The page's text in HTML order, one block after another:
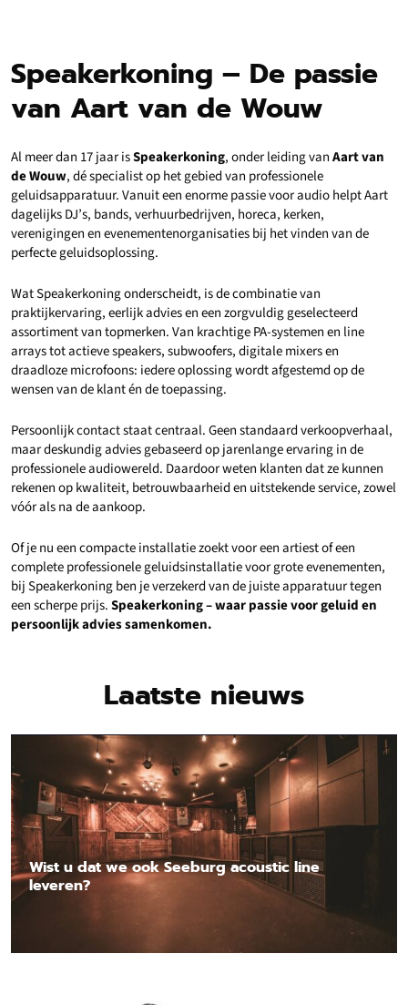
Speakerkoning – De passie
van Aart van de Wouw
Al meer dan 17 jaar isSpeakerkoning, onder leiding vanAart van
de Wouw, dé specialist op het gebied van professionele
geluidsapparatuur. Vanuit een enorme passie voor audio helpt Aart
dagelijks DJ’s, bands, verhuurbedrijven, horeca, kerken,
verenigingen en evenementenorganisaties bij het vinden van de
perfecte geluidsoplossing.
Wat Speakerkoning onderscheidt, is de combinatie van
praktijkervaring, eerlijk advies en een zorgvuldig geselecteerd
assortiment van topmerken. Van krachtige PA-systemen en line
arrays tot actieve speakers, subwoofers, digitale mixers en
draadloze microfoons: iedere oplossing wordt afgestemd op de
wensen van de klant én de toepassing.
Persoonlijk contact staat centraal. Geen standaard verkoopverhaal,
maar deskundig advies gebaseerd op jarenlange ervaring in de
professionele audiowereld. Daardoor weten klanten dat ze kunnen
rekenen op kwaliteit, betrouwbaarheid en uitstekende service, zowel
vóór als na de aankoop.
Of je nu een compacte installatie zoekt voor een artiest of een
complete professionele geluidsinstallatie voor grote evenementen,
bij Speakerkoning ben je verzekerd van de juiste apparatuur tegen
een scherpe prijs.Speakerkoning – waar passie voor geluid en
persoonlijk advies samenkomen.
Laatste nieuws
Wist u dat we ook Seeburg acoustic line
leveren?